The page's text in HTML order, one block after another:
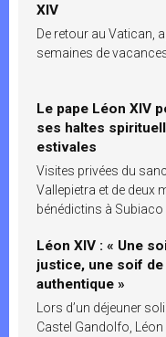
XIV
De retour au Vatican,
semaines de
Le pape Léon XIV
ses haltes
estivales
Visites privées du
Vallepietra et de deux
bénédictins à Subiaco
Léon XIV : « Une
justice, une soif
authentique »
Lors d’un déjeuner
Castel Gandolfo, Léon